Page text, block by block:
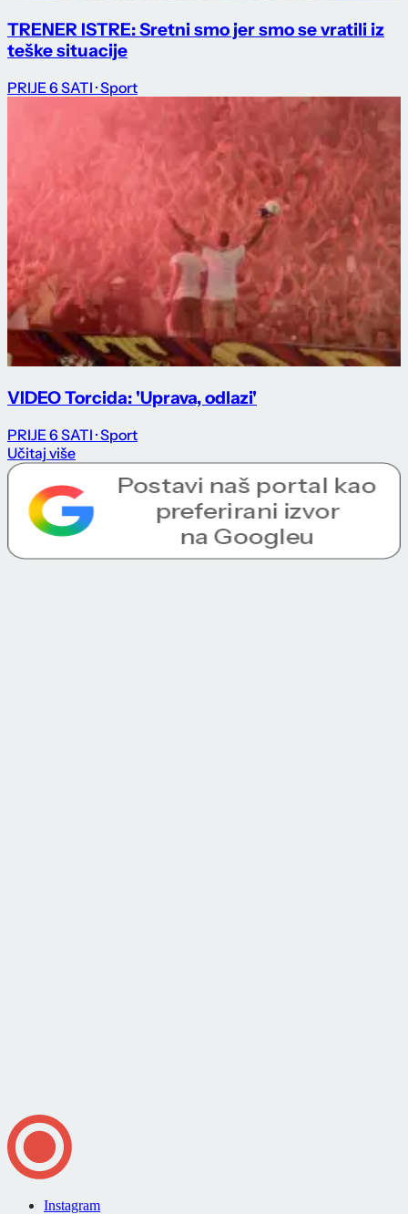
TRENER ISTRE: Sretni smo jer smo se vratili iz
teške situacije
PRIJE 6 SATI · Sport
VIDEO Torcida: 'Uprava, odlazi'
PRIJE 6 SATI · Sport
Učitaj više
Instagram